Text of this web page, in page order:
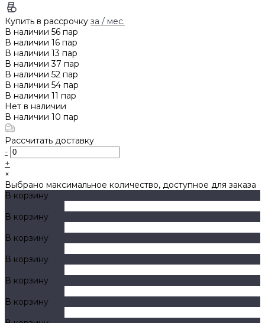
Купить в рассрочку за / мес.
В наличии 56 пар
В наличии 16 пар
В наличии 13 пар
В наличии 37 пар
В наличии 52 пар
В наличии 54 пар
В наличии 11 пар
Нет в наличии
В наличии 10 пар
Рассчитать доставку
-
+
×
Выбрано максимальное количество, доступное для заказа
В корзину
В корзину
В корзину
В корзину
В корзину
В корзину